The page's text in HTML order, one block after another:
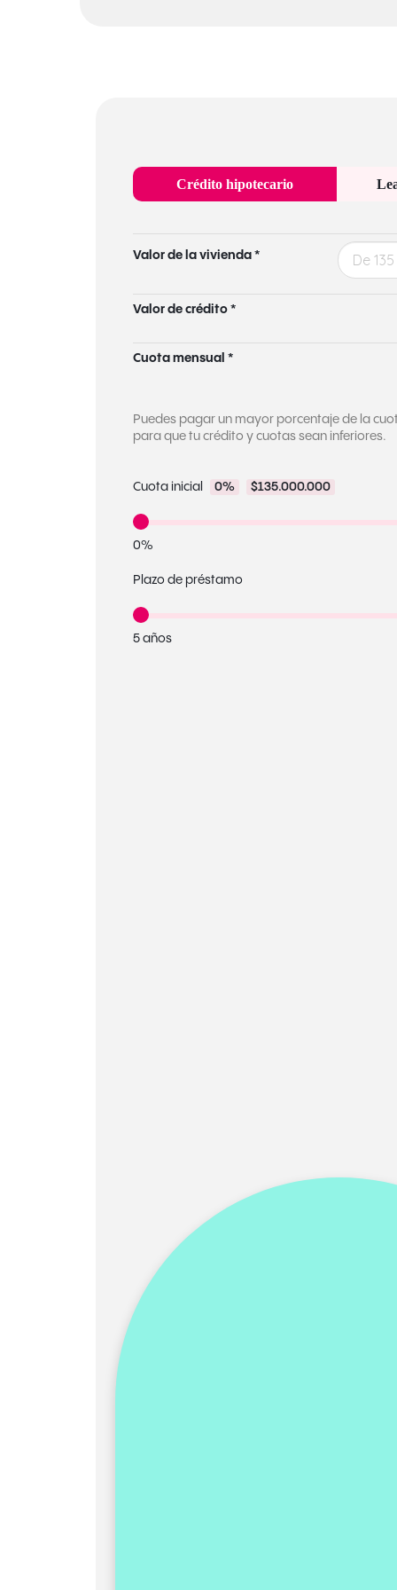
Crédito hipotecario
Valor de la vivienda *
Valor de crédito *
Cuota mensual *
Puedes pagar un mayor porcentaje de la
para que tu crédito y cuotas sean inferiores.
Cuota inicial 0% $135.000.000
0%
Plazo de préstamo
5 años